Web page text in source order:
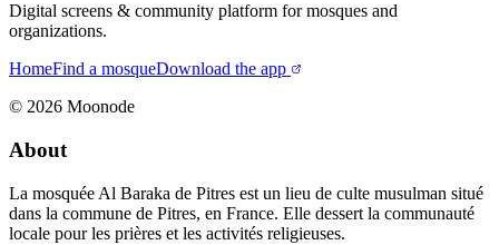
Digital screens & community platform for mosques and
organizations.
HomeFind a mosqueDownload the app
© 2026 Moonode
About
La mosquée Al Baraka de Pitres est un lieu de culte musulman situé
dans la commune de Pitres, en France. Elle dessert la communauté
locale pour les prières et les activités religieuses.